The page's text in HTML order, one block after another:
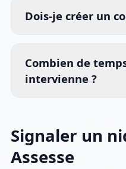
Dois-je créer un
Combien de
intervienne ?
Signaler un
Assesse